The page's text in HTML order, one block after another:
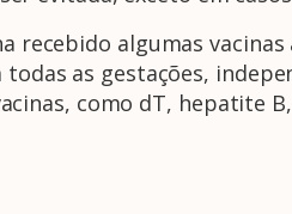
recebido algumas
as gestações,
como dT, hepatite